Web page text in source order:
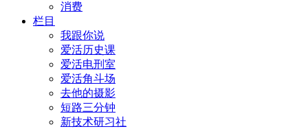
消费
栏目
我跟你说
爱活历史课
爱活电刑室
爱活角斗场
去他的摄影
短路三分钟
新技术研习社